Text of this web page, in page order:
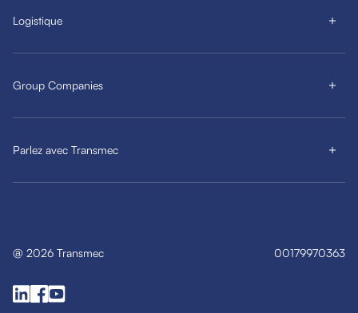
Logistique
Group Companies
Parlez avec Transmec
@ 2026 Transmec 00179970363